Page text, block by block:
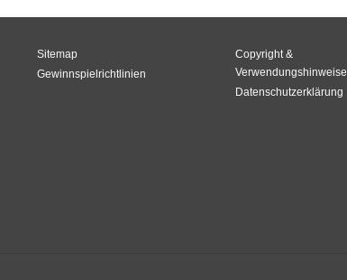
Sitemap
Gewinnspielrichtlinien
Copyright &
Verwendungshinweise
Datenschutzerklärung